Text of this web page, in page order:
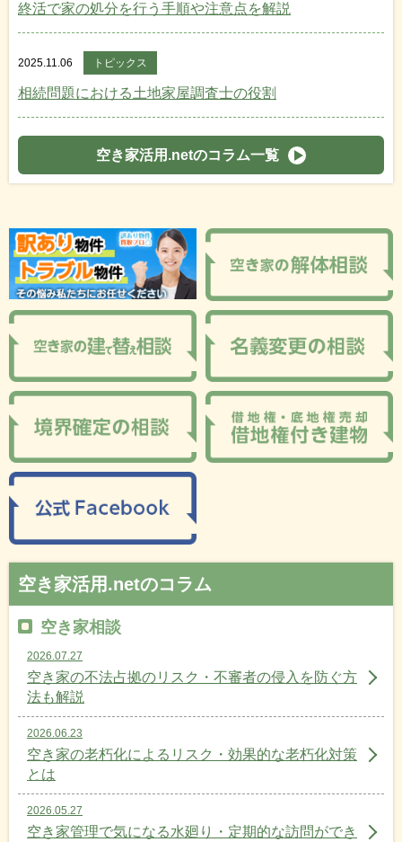
終活で家の処分を行う手順や注意点を解説
2025.11.06 トピックス
相続問題における土地家屋調査士の役割
空き家活用.netのコラム一覧
空き家活用.netのコラム
空き家相談
2026.07.27
空き家の不法占拠のリスク・不審者の侵入を防ぐ方
法も解説
2026.06.23
空き家の老朽化によるリスク・効果的な老朽化対策
とは
2026.05.27
空き家管理で気になる水廻り・定期的な訪問ができ